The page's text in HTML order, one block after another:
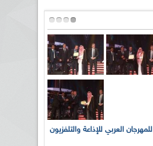
بالصور... الدورة الـ21 للمهرجان العربي للإذاعة والتلفزيون